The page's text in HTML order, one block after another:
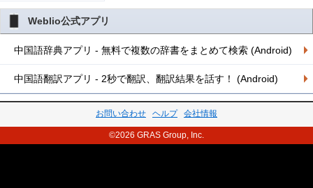
Weblio公式アプリ
中国語辞典アプリ - 無料で複数の辞書をまとめて検索 (Android)
中国語翻訳アプリ - 2秒で翻訳、翻訳結果を話す！ (Android)
お問い合わせ ヘルプ 会社情報
©2026 GRAS Group, Inc.